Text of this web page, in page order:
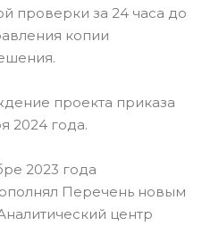
проверки за 24 часа до
копии
проекта приказа
2024 года.
2023 года
Перечень новым
центр